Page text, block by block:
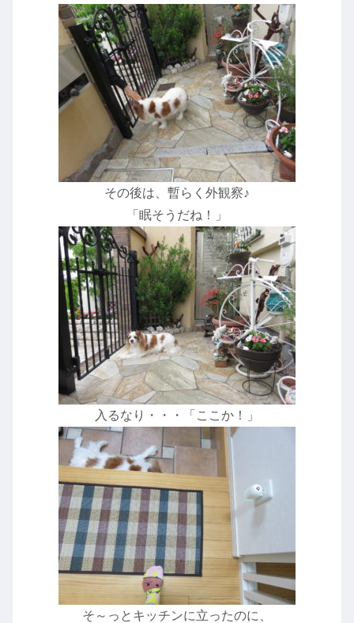
その後は、暫らく外観察♪
「眠そうだね！」
入るなり・・・「ここか！」
そ～っとキッチンに立ったのに、